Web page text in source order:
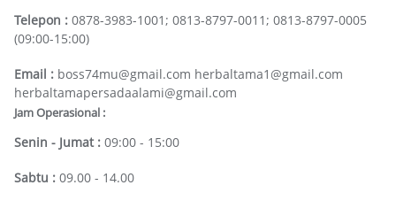
Telepon : 0878-3983-1001; 0813-8797-0011; 0813-8797-0005
(09:00-15:00)
Email : boss74mu@gmail.com herbaltama1@gmail.com
herbaltamapersadaalami@gmail.com
Jam Operasional :
Senin - Jumat : 09:00 - 15:00
Sabtu : 09.00 - 14.00